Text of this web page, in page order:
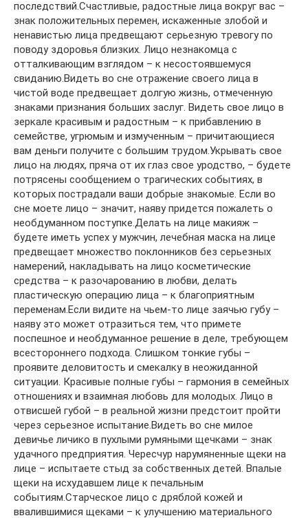
последствий.Счастливые, радостные лица вокруг вас –
знак положительных перемен, искаженные злобой и
ненавистью лица предвещают серьезную тревогу по
поводу здоровья близких. Лицо незнакомца с
отталкивающим взглядом – к несостоявшемуся
свиданию.Видеть во сне отражение своего лица в
чистой воде предвещает долгую жизнь, отмеченную
знаками признания больших заслуг. Видеть свое лицо в
зеркале красивым и радостным – к прибавлению в
семействе, угрюмым и измученным – причитающиеся
вам деньги получите с большим трудом.Укрывать свое
лицо на людях, пряча от их глаз свое уродство, – будете
потрясены сообщением о трагических событиях, в
которых пострадали ваши добрые знакомые. Если во
сне моете лицо – значит, наяву придется пожалеть о
необдуманном поступке.Делать на лице макияж –
будете иметь успех у мужчин, лечебная маска на лице
предвещает множество поклонников без серьезных
намерений, накладывать на лицо косметические
средства – к разочарованию в любви, делать
пластическую операцию лица – к благоприятным
переменам.Если видите на чьем-то лице заячью губу –
наяву это может отразиться тем, что примете
поспешное и необдуманное решение в деле, требующем
всестороннего подхода. Слишком тонкие губы –
проявите деловитость и смекалку в неожиданной
ситуации. Красивые полные губы – гармония в семейных
отношениях и взаимная любовь для молодых. Лицо в
отвисшей губой – в реальной жизни предстоит пройти
через серьезное испытание.Видеть во сне милое
девичье личико в пухлыми румяными щечками – знак
удачного предприятия. Чересчур нарумяненные щеки на
лице – испытаете стыд за собственных детей. Впалые
щеки на исхудавшем лице к печальным
событиям.Старческое лицо с дряблой кожей и
ввалившимися щеками – к улучшению материального